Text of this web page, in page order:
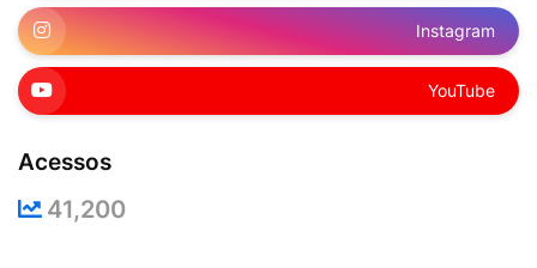
Instagram
YouTube
Acessos
41,200